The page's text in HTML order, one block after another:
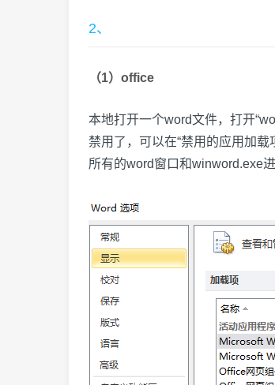
2、
（1）office
本地打开一个word文件，打开
禁用了，可以在“禁用的应用加
所有的word窗口和winword.exe